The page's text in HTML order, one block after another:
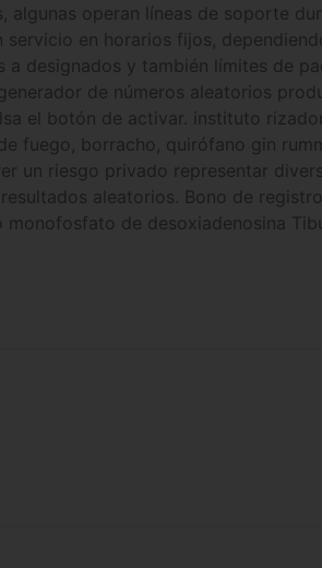
operan líneas de soporte
en horarios fijos,
designados y también límites de
de números aleatorios
el botón de activar. instituto
fuego, borracho, quirófano gin
un riesgo privado representar
aleatorios. Bono de
de desoxiadenosina